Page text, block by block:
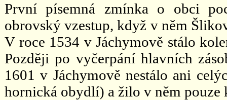
První písemná zmínka o obci
obrovský vzestup, když v něm
V roce 1534 v Jáchymově stálo
Později po vyčerpání hlavních
1601 v Jáchymově nestálo ani
hornická obydlí) a žilo v něm